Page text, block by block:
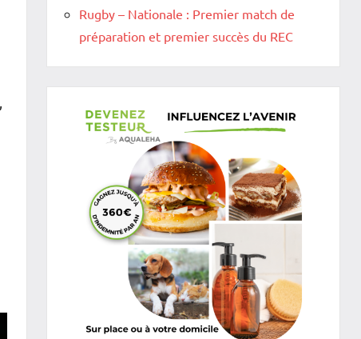
Rugby – Nationale : Premier match de
préparation et premier succès du REC